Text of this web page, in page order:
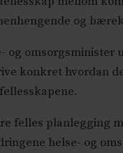
og
og omsorgsminister
konkret hvordan
felles planlegging
helse- og